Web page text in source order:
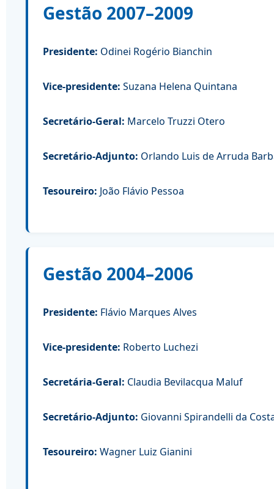
Gestão 2007–2009
Presidente: Odinei Rogério Bianchin
Vice-presidente: Suzana Helena Quintana
Secretário-Geral: Marcelo Truzzi Otero
Secretário-Adjunto: Orlando Luis de Arruda
Tesoureiro: João Flávio Pessoa
Gestão 2004–2006
Presidente: Flávio Marques Alves
Vice-presidente: Roberto Luchezi
Secretária-Geral: Claudia Bevilacqua Maluf
Secretário-Adjunto: Giovanni Spirandelli da
Tesoureiro: Wagner Luiz Gianini